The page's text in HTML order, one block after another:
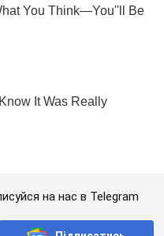
на нас в Telegram